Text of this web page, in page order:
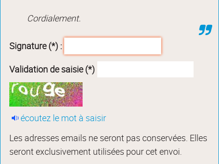
Cordialement.
Signature (*) :
Validation de saisie (*)
écoutez le mot à saisir
Les adresses emails ne seront pas conservées. Elles
seront exclusivement utilisées pour cet envoi.